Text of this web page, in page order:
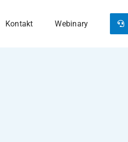
Kontakt Webinary